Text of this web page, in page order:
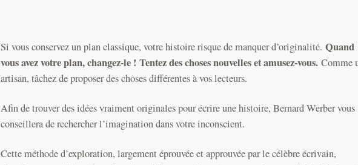
Si vous conservez un plan classique, votre histoire risque de manquer d’originalité.Quand
vous avez votre plan, changez-le ! Tentez des choses nouvelles et amusez-vous. Comme
artisan, tâchez de proposer des choses différentes à vos lecteurs.
Afin de trouver des idées vraiment originales pour écrire une histoire, Bernard Werber vous
conseillera de rechercher l’imagination dans votre inconscient.
Cette méthode d’exploration, largement éprouvée et approuvée par le célèbre écrivain,